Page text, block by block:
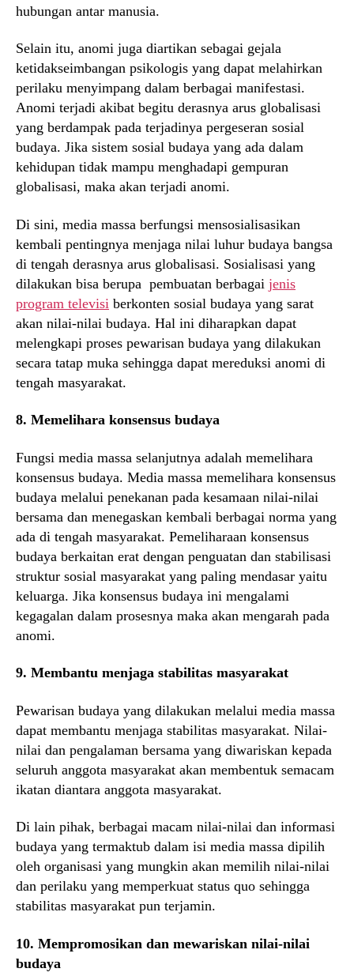
hubungan antar manusia.
Selain itu, anomi juga diartikan sebagai gejala
ketidakseimbangan psikologis yang dapat melahirkan
perilaku menyimpang dalam berbagai manifestasi.
Anomi terjadi akibat begitu derasnya arus globalisasi
yang berdampak pada terjadinya pergeseran sosial
budaya. Jika sistem sosial budaya yang ada dalam
kehidupan tidak mampu menghadapi gempuran
globalisasi, maka akan terjadi anomi.
Di sini, media massa berfungsi mensosialisasikan
kembali pentingnya menjaga nilai luhur budaya bangsa
di tengah derasnya arus globalisasi. Sosialisasi yang
dilakukan bisa berupa pembuatan berbagai jenis
program televisi berkonten sosial budaya yang sarat
akan nilai-nilai budaya. Hal ini diharapkan dapat
melengkapi proses pewarisan budaya yang dilakukan
secara tatap muka sehingga dapat mereduksi anomi di
tengah masyarakat.
8. Memelihara konsensus budaya
Fungsi media massa selanjutnya adalah memelihara
konsensus budaya. Media massa memelihara konsensus
budaya melalui penekanan pada kesamaan nilai-nilai
bersama dan menegaskan kembali berbagai norma yang
ada di tengah masyarakat. Pemeliharaan konsensus
budaya berkaitan erat dengan penguatan dan stabilisasi
struktur sosial masyarakat yang paling mendasar yaitu
keluarga. Jika konsensus budaya ini mengalami
kegagalan dalam prosesnya maka akan mengarah pada
anomi.
9. Membantu menjaga stabilitas masyarakat
Pewarisan budaya yang dilakukan melalui media massa
dapat membantu menjaga stabilitas masyarakat. Nilai-
nilai dan pengalaman bersama yang diwariskan kepada
seluruh anggota masyarakat akan membentuk semacam
ikatan diantara anggota masyarakat.
Di lain pihak, berbagai macam nilai-nilai dan informasi
budaya yang termaktub dalam isi media massa dipilih
oleh organisasi yang mungkin akan memilih nilai-nilai
dan perilaku yang memperkuat status quo sehingga
stabilitas masyarakat pun terjamin.
10. Mempromosikan dan mewariskan nilai-nilai
budaya